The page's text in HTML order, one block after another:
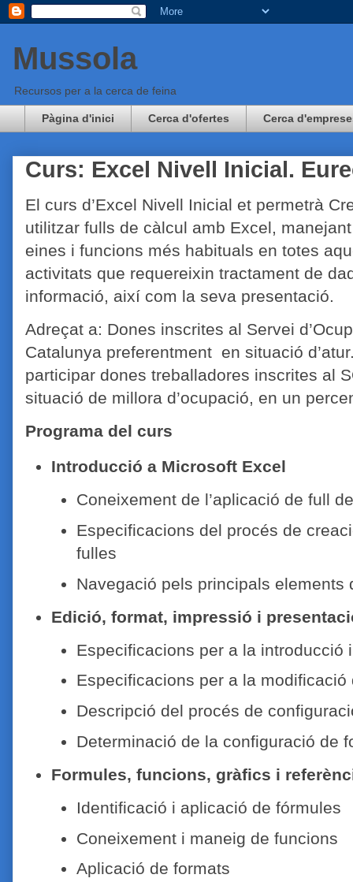
Mussola
Recursos per a la cerca de feina
Pàgina d'inici Cerca d'ofertes Cerca
Curs: Excel Nivell Inicial.
El curs d’Excel Nivell Inicial et permetrà
utilitzar fulls de càlcul amb Excel,
eines i funcions més habituals en totes
activitats que requereixin tractament de
informació, així com la seva presentació.
Adreçat a: Dones inscrites al Servei
Catalunya preferentment en situació
participar dones treballadores inscrites al
situació de millora d’ocupació, en un
Programa del curs
Introducció a Microsoft Excel
Coneixement de l’aplicació de full
Especificacions del procés de
fulles
Navegació pels principals elements
Edició, format, impressió i
Especificacions per a la introducció
Especificacions per a la modificació
Descripció del procés de
Determinació de la configuració de
Formules, funcions, gràfics i
Identificació i aplicació de fórmules
Coneixement i maneig de funcions
Aplicació de formats